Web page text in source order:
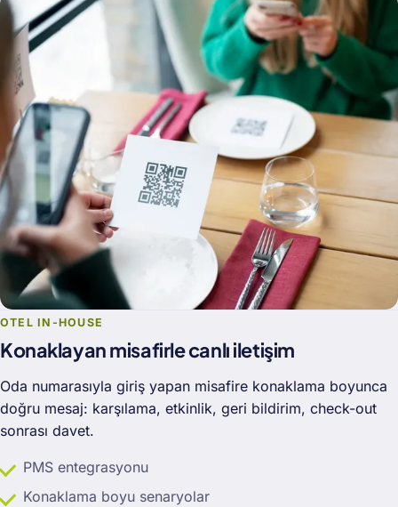
OTEL IN-HOUSE
Konaklayan misafirle canlı iletişim
Oda numarasıyla giriş yapan misafire konaklama boyunca
doğru mesaj: karşılama, etkinlik, geri bildirim, check-out
sonrası davet.
PMS entegrasyonu
Konaklama boyu senaryolar